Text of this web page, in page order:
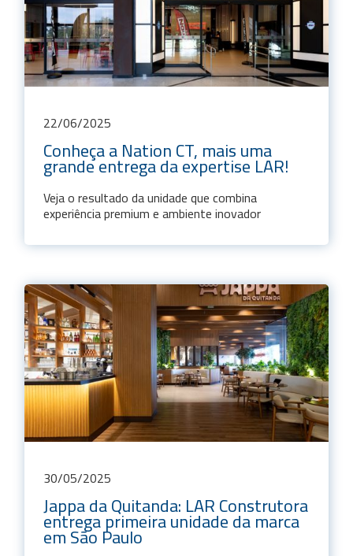
22/06/2025
Conheça a Nation CT, mais uma
grande entrega da expertise LAR!
Veja o resultado da unidade que combina
experiência premium e ambiente inovador
30/05/2025
Jappa da Quitanda: LAR Construtora
entrega primeira unidade da marca
em São Paulo